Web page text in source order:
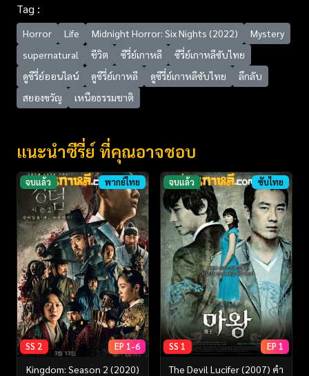
Tag :
Horror Life Midnight Horror: Six Nights (2022)
Mystery
supernatural
ชีวิต ซีรี่ย์เกาหลี
ซีรี่ย์เกาหลีซับไทย
ดูซีรี่ย์ออนไลน์
ดูซีรี่ย์เกาหลี ดูซีรี่ย์เกาหลีซับไทย
ลึกลับ
สยองขวัญ
เหนือธรรมชาติ
แนะนำซีรี่ย์ ที่คุณอาจชอบ
จบแล้ว พากย์ไทย
SS 2 EP 1-6
Kingdom: Season 2 (2020)
จบแล้ว ซับไทย
SS 1 EP 1
The Devil Lucifer (2007) คำ